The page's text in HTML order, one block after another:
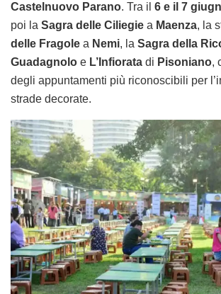
Castelnuovo Parano. Tra il 6 e il 7
poi la Sagra delle Ciliegie a Maenza, la
delle Fragole a Nemi, la Sagra della
Guadagnolo e L’Infiorata di Pisoniano,
degli appuntamenti più riconoscibili per
strade decorate.